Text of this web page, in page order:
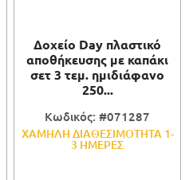
Δοχείο Day πλαστικό
αποθήκευσης με καπάκι
σετ 3 τεμ. ημιδιάφανο
250...
Κωδικός: #071287
ΧΑΜΗΛΗ ΔΙΑΘΕΣΙΜΟΤΗΤΑ 1-
3 ΗΜΕΡΕΣ